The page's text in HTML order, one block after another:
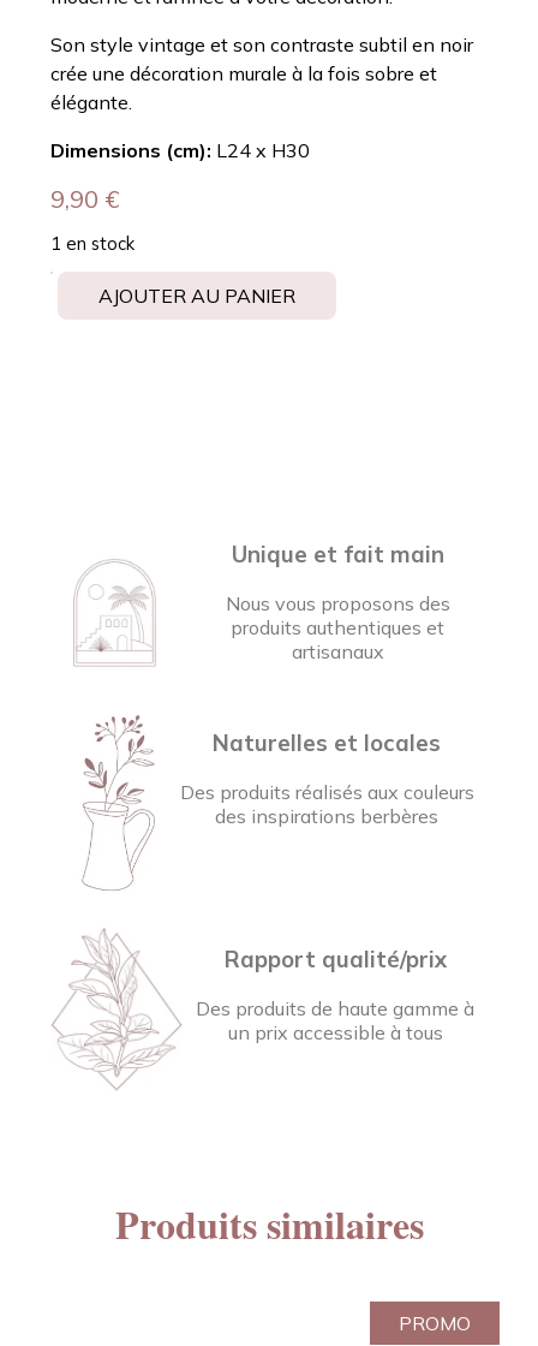
Son style vintage et son contraste subtil en noir
crée une décoration murale à la fois sobre et
élégante.
Dimensions (cm): L24 x H30
9,90 €
1 en stock
AJOUTER AU PANIER
Unique et fait main
Nous vous proposons des
produits authentiques et
artisanaux
Naturelles et locales
Des produits réalisés aux couleurs
des inspirations berbères
Rapport qualité/prix
Des produits de haute gamme à
un prix accessible à tous
Produits similaires
PROMO